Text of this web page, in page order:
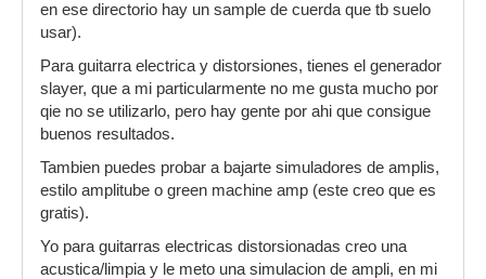
en ese directorio hay un sample de cuerda que tb suelo
usar).
Para guitarra electrica y distorsiones, tienes el generador
slayer, que a mi particularmente no me gusta mucho por
qie no se utilizarlo, pero hay gente por ahi que consigue
buenos resultados.
Tambien puedes probar a bajarte simuladores de amplis,
estilo amplitube o green machine amp (este creo que es
gratis).
Yo para guitarras electricas distorsionadas creo una
acustica/limpia y le meto una simulacion de ampli, en mi